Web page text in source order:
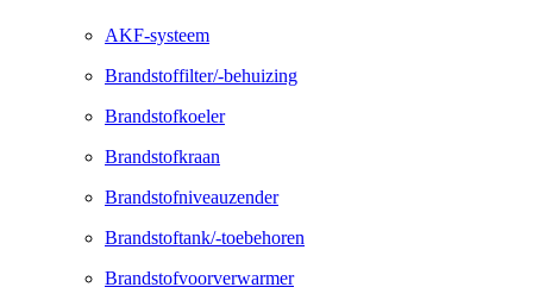
AKF-systeem
Brandstoffilter/-behuizing
Brandstofkoeler
Brandstofkraan
Brandstofniveauzender
Brandstoftank/-toebehoren
Brandstofvoorverwarmer